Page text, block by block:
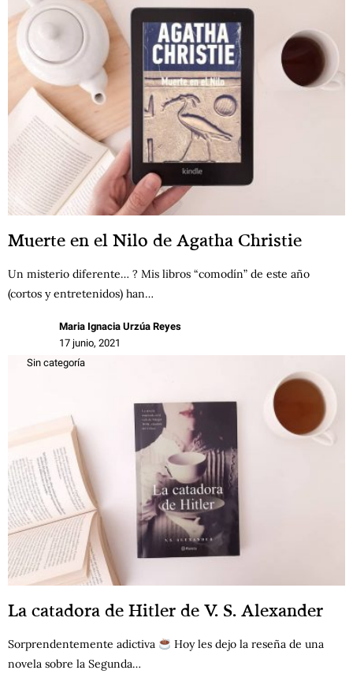
Muerte en el Nilo de Agatha Christie
Un misterio diferente… ? Mis libros “comodín” de este año
(cortos y entretenidos) han…
Maria Ignacia Urzúa Reyes
17 junio, 2021
Sin categoría
La catadora de Hitler de V. S. Alexander
Sorprendentemente adictiva
Hoy les dejo la reseña de una
novela sobre la Segunda…